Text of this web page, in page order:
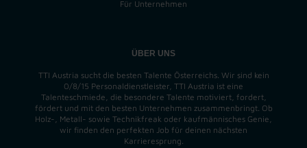
Für Unternehmen
ÜBER UNS
TTI Austria sucht die besten Talente Österreichs. Wir sind kein
0/8/15 Personaldienstleister, TTI Austria ist eine
Talenteschmiede, die besondere Talente motiviert, fordert,
fördert und mit den besten Unternehmen zusammenbringt. Ob
Holz-, Metall- sowie Technikfreak oder kaufmännisches Genie,
wir finden den perfekten Job für deinen nächsten
Karrieresprung.